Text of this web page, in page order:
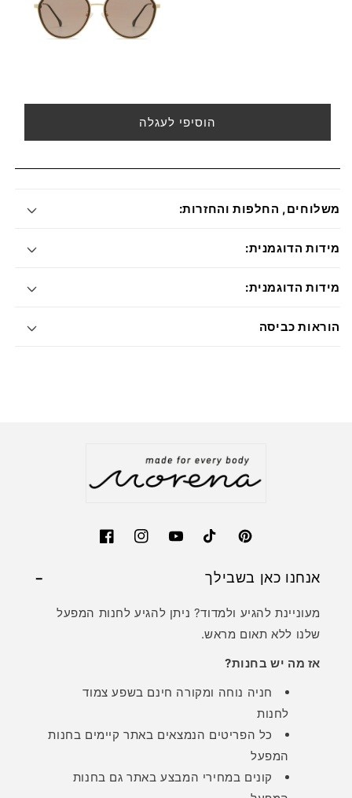
הוסיפי לעגלה
משלוחים, החלפות והחזרות:
מידות הדוגמנית:
מידות הדוגמנית:
הוראות כביסה
FacebookInstagramYouTubeTikTokPinterest
אנחנו כאן בשבילך
מעוניינת להגיע ולמדוד? ניתן להגיע לחנות המפעל
שלנו ללא תאום מראש.
אז מה יש בחנות?
חניה נוחה ומקורה חינם בשפע צמוד
לחנות
כל הפריטים הנמצאים באתר קיימים בחנות
המפעל
קונים במחירי המבצע באתר גם בחנות